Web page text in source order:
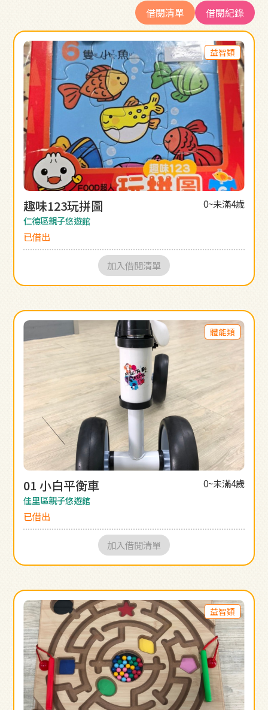
借閱清單
借閱紀錄
益智類
趣味123玩拼圖 0~未滿4歲
仁德區親子悠遊館
已借出
加入借閱清單
體能類
01 小白平衡車 0~未滿4歲
佳里區親子悠遊館
已借出
加入借閱清單
益智類